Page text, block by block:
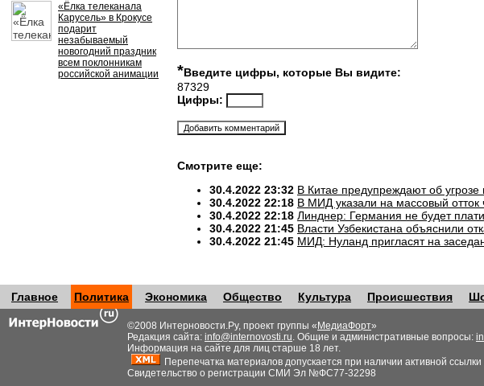
«Ёлка телеканала
Карусель» в Крокусе
подарит
незабываемый
новогодний праздник
всем поклонникам
российской анимации
*Введите цифры, которые Вы видите:
87329
Цифры:
Смотрите еще:
30.4.2022 23:32 В Китае предупреждают об
30.4.2022 22:18 В МИД указали на массовый отток
30.4.2022 22:18 Линднер: Германия не будет
30.4.2022 21:45 Власти Узбекистана объяснили
30.4.2022 21:45 МИД: Нуланд пригласят на
Главное Политика Экономика Общество Культура Происшествия
©2008 Интерновости.Ру, проект группы « МедиаФорт»
Редакция сайта: info@internovosti.ru. Общие и административные вопросы:
Информация на сайте для лиц старше 18 лет.
Перепечатка материалов допускается при наличии активной
Свидетельство о регистрации СМИ Эл №ФС77-32298